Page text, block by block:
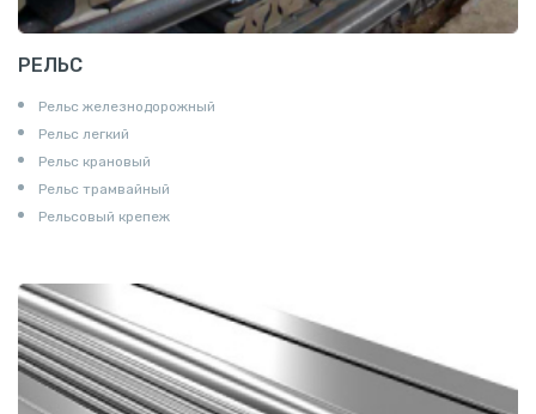
РЕЛЬС
Рельс железнодорожный
Рельс легкий
Рельс крановый
Рельс трамвайный
Рельсовый крепеж